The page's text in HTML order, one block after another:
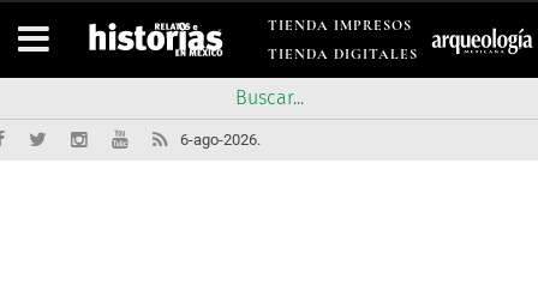
TIENDA IMPRESOS
TIENDA DIGITALES
6-ago-2026.